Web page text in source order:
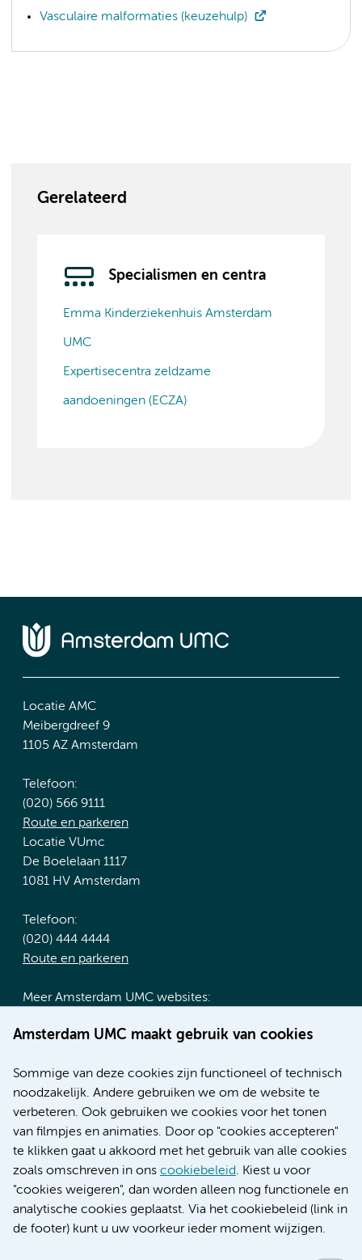
Amsterdam UMC maakt gebruik van cookies
Sommige van deze cookies zijn functioneel of technisch
noodzakelijk. Andere gebruiken we om de website te
verbeteren. Ook gebruiken we cookies voor het tonen
van filmpjes en animaties. Door op "cookies accepteren"
te klikken gaat u akkoord met het gebruik van alle cookies
zoals omschreven in ons cookiebeleid. Kiest u voor
"cookies weigeren", dan worden alleen nog functionele en
analytische cookies geplaatst. Via het cookiebeleid (link in
de footer) kunt u uw voorkeur ieder moment wijzigen.
Vasculaire malformaties (keuzehulp)
Gerelateerd
Specialismen en centra
Emma Kinderziekenhuis Amsterdam
UMC
Expertisecentra zeldzame
aandoeningen (ECZA)
Locatie AMC
Meibergdreef 9
1105 AZ Amsterdam
Telefoon:
(020) 566 9111
Route en parkeren
Locatie VUmc
De Boelelaan 1117
1081 HV Amsterdam
Telefoon:
(020) 444 4444
Route en parkeren
Meer Amsterdam UMC websites:
Werken bij Amsterdam UMC
Nieuws
Research
Educatie locatie AMC
Educatie locatie VUmc
Verwijzen & diagnostiek